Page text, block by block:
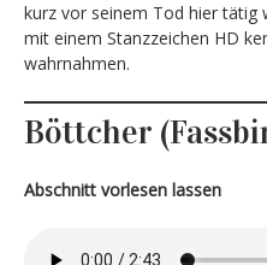
kurz vor seinem Tod hier tätig
mit einem Stanzzeichen HD
wahrnahmen.
Böttcher
Abschnitt vorlesen lassen